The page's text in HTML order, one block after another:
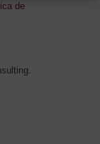
de